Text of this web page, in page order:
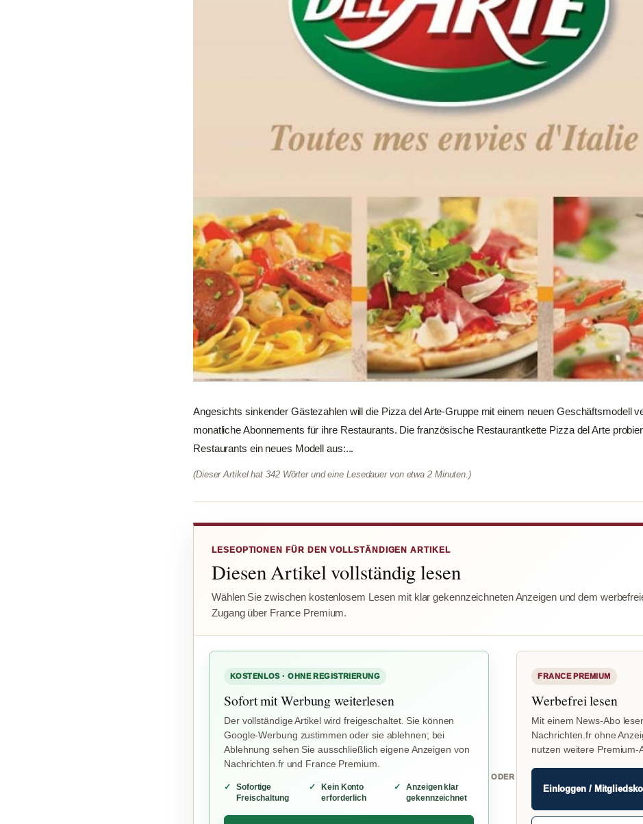
Angesichts sinkender Gästezahlen will die Pizza del Arte-Gruppe mit einem neuen Geschäftsmodell
monatliche Abonnements für ihre Restaurants. Die französische Restaurantkette Pizza del Arte
Restaurants ein neues Modell aus:...
(Dieser Artikel hat 342 Wörter und eine Lesedauer von etwa 2 Minuten.)
LESEOPTIONEN FÜR DEN VOLLSTÄNDIGEN ARTIKEL
Diesen Artikel vollständig lesen
Wählen Sie zwischen kostenlosem Lesen mit klar gekennzeichneten Anzeigen und dem
Zugang über France Premium.
KOSTENLOS · OHNE REGISTRIERUNG
Sofort mit Werbung weiterlesen
Der vollständige Artikel wird freigeschaltet. Sie können
Google-Werbung zustimmen oder sie ablehnen; bei
Ablehnung sehen Sie ausschließlich eigene Anzeigen von
Nachrichten.fr und France Premium.
Sofortige
Freischaltung
Kein Konto
erforderlich
Anzeigen klar
gekennzeichnet
ODER
FRANCE PREMIUM
Werbefrei lesen
Mit einem News-Abo
Nachrichten.fr ohne
nutzen weitere Premium-
Einloggen /